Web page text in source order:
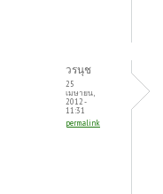
วรนุช
25
เมษายน,
2012 -
11:31
permalink